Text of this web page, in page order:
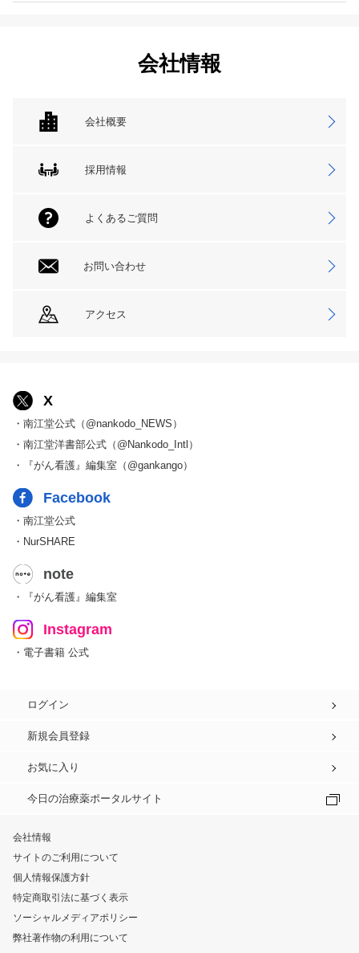
会社情報
会社概要
採用情報
よくあるご質問
お問い合わせ
アクセス
X
・南江堂公式（@nankodo_NEWS）
・南江堂洋書部公式（@Nankodo_Intl）
・『がん看護』編集室（@gankango）
Facebook
・南江堂公式
・NurSHARE
note
・『がん看護』編集室
Instagram
・電子書籍 公式
ログイン
新規会員登録
お気に入り
今日の治療薬ポータルサイト
会社情報
サイトのご利用について
個人情報保護方針
特定商取引法に基づく表示
ソーシャルメディアポリシー
弊社著作物の利用について